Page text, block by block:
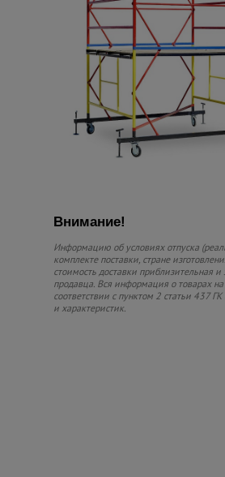
Внимание!
Информацию об условиях отпуска
комплекте поставки, стране
стоимость доставки приблизительная и
продавца. Вся информация о товарах
соответствии с пунктом 2 статьи 437
и характеристик.